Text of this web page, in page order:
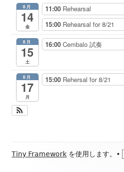
8月
14
金
11:00 Rehearsal
15:00 Rehearsal for 8/21
8月
15
土
16:00 Cembalo 試奏
8月
17
月
15:00 Rehersal for 8/21
フ
Tiny Framework を使用します。 •